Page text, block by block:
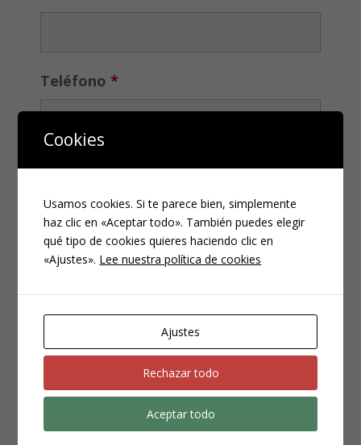
Teléfono *
Compliance
Noticias
Penal
Uncategorized
Cookies
Usamos cookies. Si te parece bien, simplemente
haz clic en «Aceptar todo». También puedes elegir
qué tipo de cookies quieres haciendo clic en
«Ajustes». Lee nuestra política de cookies
Ajustes
Rechazar todo
Aceptar todo